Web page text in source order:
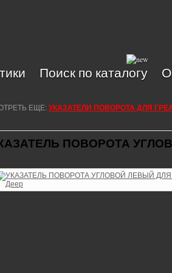
Поиск по каталогу
ЕЩЕ: УКАЗАТЕЛИ ПОВОРОТА ДЛЯ
ПОВОРОТА